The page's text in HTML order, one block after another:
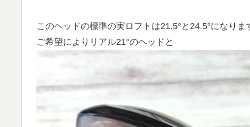
このヘッドの標準の実ロフトは21.5°と24.5°になりま
ご希望によりリアル21°のヘッドと